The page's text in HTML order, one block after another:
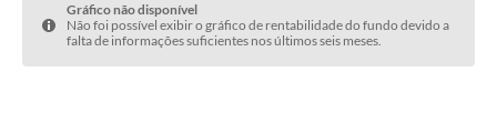
Gráfico não disponível
Não foi possível exibir o gráfico de rentabilidade do fundo devido a
falta de informações suficientes nos últimos seis meses.